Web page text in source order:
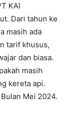
KAI
Dari tahun ke
masih ada
tarif khusus,
dan biasa.
masih
kereta api.
Mei 2024.